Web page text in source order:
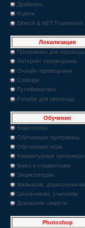
Драйверы
Кодеки
DirectX & NET Framework
Локализация
Программы для перевода
Интернет переводчики
Онлайн переводчики
Словари
Русификаторы
Portable для перевода
Обучение
Видеоуроки
Обучающие программы
Обучающие игры
Клавиатурные тренажеры
Книги и справочники
Энциклопедии
Малышам, дошкольникам
Школьникам, учителям
Домашние секреты
Photoshop